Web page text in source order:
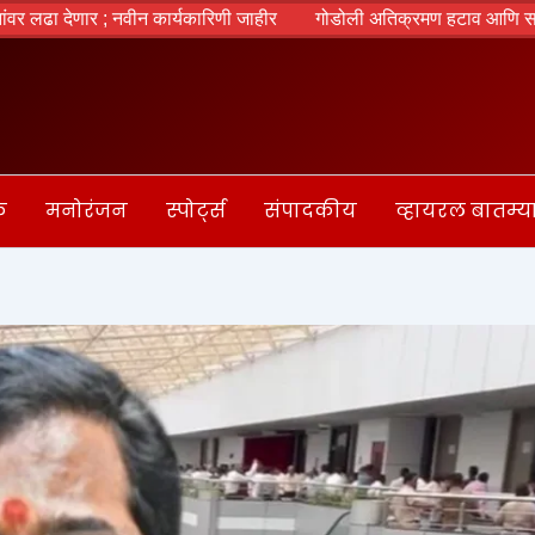
कार्यकारिणी जाहीर गोडोली अतिक्रमण हटाव आणि सातारा बस
मनोरंजन स्पोर्ट्स संपादकीय व्हायरल